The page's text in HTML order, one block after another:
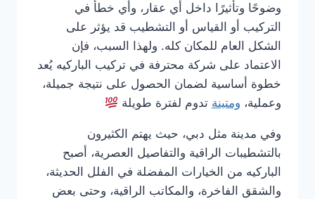
وضوحًا وتأثيرًا داخل أي عقار، وأي خطأ في
التركيب أو القياس أو التشطيب قد يؤثر على
الشكل العام للمكان كله. ولهذا السبب، فإن
الاعتماد على شركة محترفة في تركيب الباركيه يُعد
خطوة أساسية لضمان الحصول على نتيجة جميلة،
وعملية، ومتينة تدوم لفترة طويلة
وفي مدينة مثل دبي، حيث يهتم الكثيرون
بالتشطيبات الراقية والتفاصيل العصرية، أصبح
الباركيه من الخيارات المفضلة في الفلل الحديثة،
والشقق الفاخرة، والمكاتب الراقية، وحتى بعض